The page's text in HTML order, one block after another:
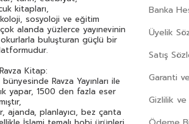
(301)
De Saint Exupery(174)
Çehov(163)
(Aristo)(91)
Schopenhauer(76)
Meriç (42)
kitapları,
sosyoloji ve eğitim
alanda yüzlerce yayınevinin
buluşturan güçlü bir
Kitap:
bünyesinde Ravza Yayınları ile
yapar, 1500 den fazla eser
ajanda, planlayıcı, bez çanta
Banka
Üyelik
Satış
Garanti
Gizlilik